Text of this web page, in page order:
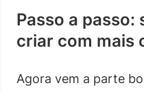
Passo a
criar com mais
Agora vem a parte